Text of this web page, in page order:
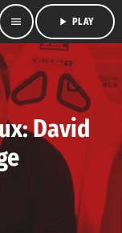
menu play_arrow PLAY
David